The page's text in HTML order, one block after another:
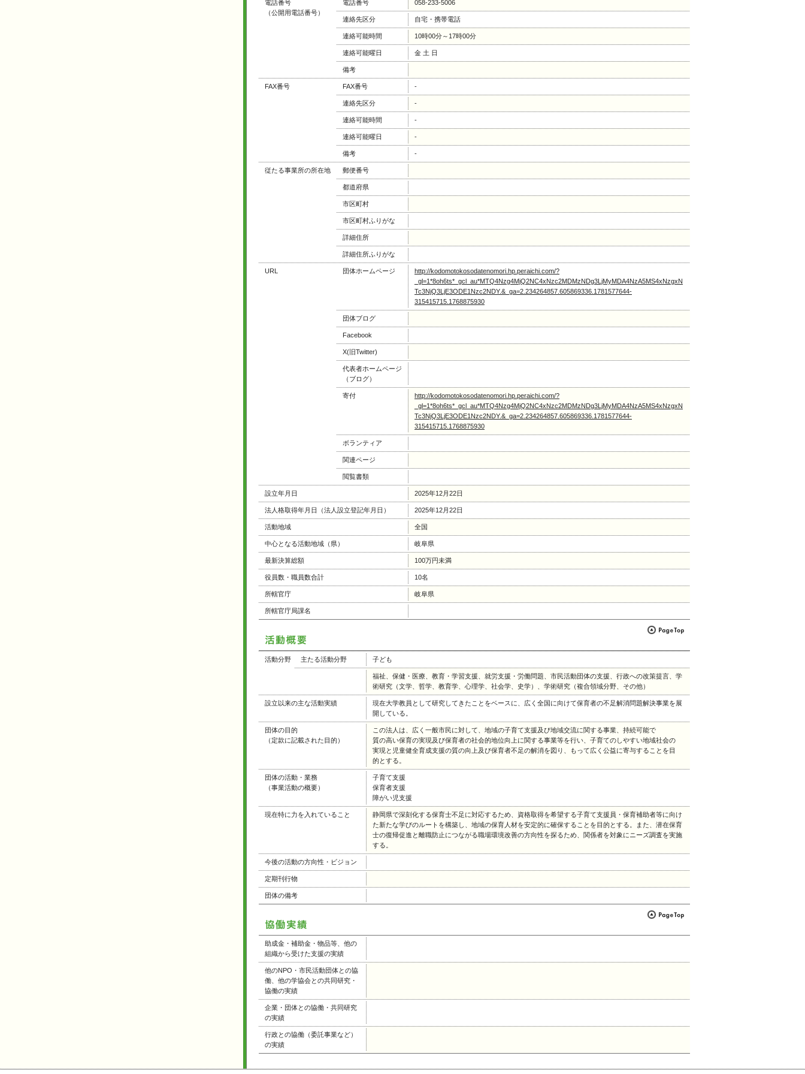
電話番号
（公開用電話番号）
電話番号 058-233-5006
連絡先区分 自宅・携帯電話
連絡可能時間 10時00分～17時00分
連絡可能曜日 金 土 日
備考
FAX番号 FAX番号 -
連絡先区分 -
連絡可能時間 -
連絡可能曜日 -
備考 -
従たる事業所の所在地 郵便番号
都道府県
市区町村
市区町村ふりがな
詳細住所
詳細住所ふりがな
URL 団体ホームページ
http://kodomotokosodatenomori.hp.peraichi.com/?
_gl=1*8oh6ts*_gcl_au*MTQ4Nzg4MjQ2NC4xNzc2MDMzNDg3LjMyMDA4NzA5MS4xNzgxN
Tc3NjQ3LjE3ODE1Nzc2NDY.&_ga=2.234264857.605869336.1781577644-
315415715.1768875930
団体ブログ
Facebook
X(旧Twitter)
代表者ホームページ
（ブログ）
寄付
http://kodomotokosodatenomori.hp.peraichi.com/?
_gl=1*8oh6ts*_gcl_au*MTQ4Nzg4MjQ2NC4xNzc2MDMzNDg3LjMyMDA4NzA5MS4xNzgxN
Tc3NjQ3LjE3ODE1Nzc2NDY.&_ga=2.234264857.605869336.1781577644-
315415715.1768875930
ボランティア
関連ページ
閲覧書類
設立年月日 2025年12月22日
法人格取得年月日（法人設立登記年月日） 2025年12月22日
活動地域 全国
中心となる活動地域（県） 岐阜県
最新決算総額 100万円未満
役員数・職員数合計 10名
所轄官庁 岐阜県
所轄官庁局課名
活動分野 主たる活動分野 子ども
福祉、保健・医療、教育・学習支援、就労支援・労働問題、市民活動団体の支援、行政への改策提言、学
術研究（文学、哲学、教育学、心理学、社会学、史学）、学術研究（複合領域分野、その他）
設立以来の主な活動実績
現在大学教員として研究してきたことをベースに、広く全国に向けて保育者の不足解消問題解決事業を展
開している。
団体の目的
（定款に記載された目的）
この法人は、広く一般市民に対して、地域の子育て支援及び地域交流に関する事業、持続可能で
質の高い保育の実現及び保育者の社会的地位向上に関する事業等を行い、子育てのしやすい地域社会の
実現と児童健全育成支援の質の向上及び保育者不足の解消を図り、もって広く公益に寄与することを目
的とする。
団体の活動・業務
（事業活動の概要）
子育て支援
保育者支援
障がい児支援
現在特に力を入れていること
静岡県で深刻化する保育士不足に対応するため、資格取得を希望する子育て支援員・保育補助者等に向け
た新たな学びのルートを構築し、地域の保育人材を安定的に確保することを目的とする。また、潜在保育
士の復帰促進と離職防止につながる職場環境改善の方向性を探るため、関係者を対象にニーズ調査を実施
する。
今後の活動の方向性・ビジョン
定期刊行物
団体の備考
助成金・補助金・物品等、他の
組織から受けた支援の実績
他のNPO・市民活動団体との協
働、他の学協会との共同研究・
協働の実績
企業・団体との協働・共同研究
の実績
行政との協働（委託事業など）
の実績